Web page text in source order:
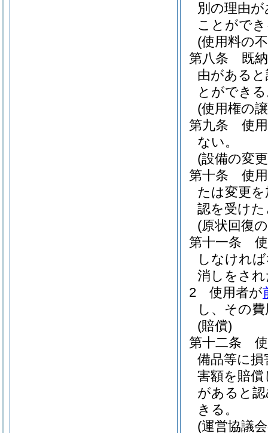
別の理由
ことがで
(使用料の
第八条
既
由がある
とができ
(使用権の
第九条
使
ない。
(設備の変
第十条
使
たは変更
認を受け
(原状回復
第十一条
しなけれ
消しをさ
2
使用者が
し、その
(賠償)
第十二条
備品等に
害額を賠
があると
きる。
(運営協議